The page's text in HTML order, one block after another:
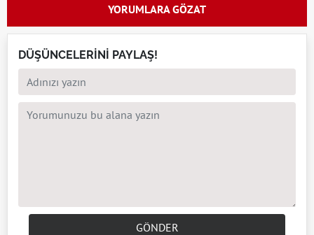
YORUMLARA GÖZAT
DÜŞÜNCELERİNİ PAYLAŞ!
GÖNDER